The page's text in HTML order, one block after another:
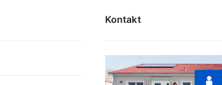
Kontakt